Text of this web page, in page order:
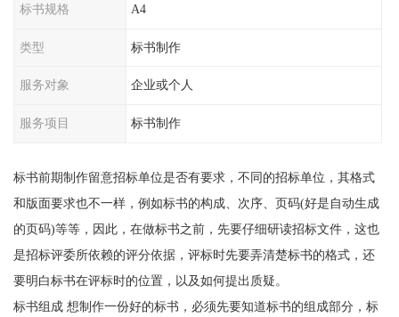
标书规格 A4
类型 标书制作
服务对象 企业或个人
服务项目 标书制作
标书前期制作留意招标单位是否有要求，不同的招标单位，其格式
和版面要求也不一样，例如标书的构成、次序、页码(好是自动生成
的页码)等等，因此，在做标书之前，先要仔细研读招标文件，这也
是招标评委所依赖的评分依据，评标时先要弄清楚标书的格式，还
要明白标书在评标时的位置，以及如何提出质疑。
标书组成 想制作一份好的标书，必须先要知道标书的组成部分，标